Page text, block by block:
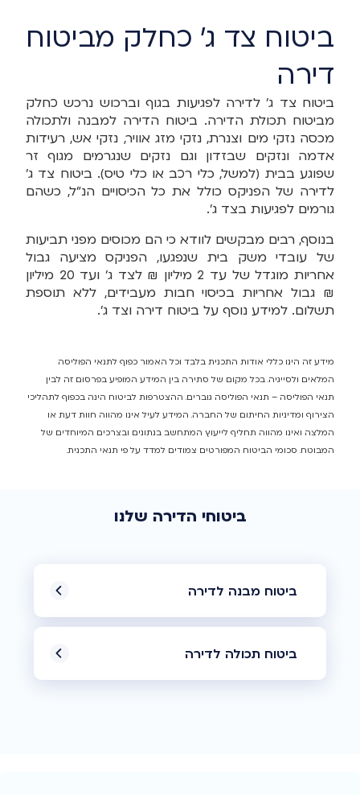
ביטוח צד ג' כחלק מביטוח
דירה
ביטוח צד ג' לדירה לפגיעות בגוף וברכוש נרכש כחלק
מביטוח תכולת הדירה. ביטוח הדירה למבנה ולתכולה
מכסה נזקי מים וצנרת, נזקי מזג אוויר, נזקי אש, רעידות
אדמה ונזקים שבזדון וגם נזקים שנגרמים מגוף זר
שפוגע בבית (למשל, כלי רכב או כלי טיס). ביטוח צד ג'
לדירה של הפניקס כולל את כל הכיסויים הנ"ל, כשהם
גורמים לפגיעות בצד ג'.
בנוסף, רבים מבקשים לוודא כי הם מכוסים מפני תביעות
של עובדי משק בית שנפגעו, הפניקס מציעה גבול
אחריות מוגדל של עד 2 מיליון ₪ לצד ג' ועד 20 מיליון
₪ גבול אחריות בכיסוי חבות מעבידים, ללא תוספת
תשלום. למידע נוסף על ביטוח דירה וצד ג'.
מידע זה הינו כללי אודות התכנית בלבד וכל האמור כפוף לתנאי הפוליסה
המלאים ולסייגיה. בכל מקום של סתירה בין המידע המופיע בפרסום זה לבין
תנאי הפוליסה – תנאי הפוליסה גוברים. ההצטרפות לביטוח הינה בכפוף לתהליכי
הצירוף ומדיניות החיתום של החברה. המידע לעיל אינו מהווה חוות דעת או
המלצה ואינו מהווה תחליף לייעוץ המתחשב בנתונים ובצרכים המיוחדים של
המבוטח. סכומי הביטוח המפורטים צמודים למדד על פי תנאי התכנית.
ביטוחי הדירה שלנו
ביטוח מבנה לדירה
ביטוח תכולה לדירה